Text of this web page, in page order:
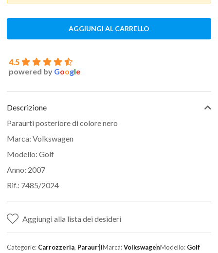
AGGIUNGI AL CARRELLO
4.5
powered by Google
Descrizione
Paraurti posteriore di colore nero
Marca: Volkswagen
Modello: Golf
Anno: 2007
Rif.: 7485/2024
Aggiungi alla lista dei desideri
Categorie: Carrozzeria, ParaurtiMarca:VolkswagenModello: Golf